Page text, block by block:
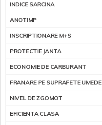
INDICE SARCINA
ANOTIMP
INSCRIPTIONARE M+S
PROTECTIE JANTA
ECONOMIE DE CARBURANT
FRANARE PE SUPRAFETE UMEDE
NIVEL DE ZGOMOT
EFICIENTA CLASA